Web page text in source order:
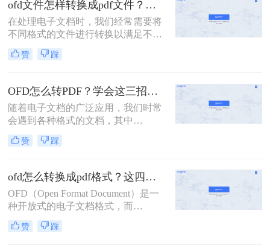
Format）格式的通用性和稳定性，很
多用户需要将OFD文件转换为PDF格
式以便于分享和阅读。那么ofd怎么转
换pdf文件格式呢？本文将介绍几种常
见的OFD转PDF的方法，帮助用户轻
ofd文件怎样转换成pdf文件？这二种方法很方便!！
在处理电子文档时，我们经常需要将
不同格式的文件进行转换以满足不同
需求。OFD（Open Fixed-layout
Document）作为一种特定的文档格
而，为了更广泛地分享和查阅文档，
很多用户需要将OFD文件转换为
PDF（Portable Document Format）格
式。那么ofd文件怎样转换成pdf文件
呢？本文将为您介绍二种将OFD文件
转换为PDF文件的方法，并附上每种
赞 踩
OFD怎么转PDF？学会这三招，一分钟轻松解决！
随着电子文档的广泛应用，我们时常
会遇到各种格式的文档，其中
OFD（Open Fixed-layout Document）
格式是近年来逐渐流行的一种电子文
Document Format）格式的广泛兼容性
和稳定性，很多用户需要将OFD文档
转换为PDF格式。那么OFD怎么转
PDF呢？本文将详细介绍OFD转PDF
的操作方法，并推荐一些实用的转换
工具。
赞 踩
ofd怎么转换成pdf格式？这四个方法你应该知道！
OFD（Open Format Document）是一
种开放式的电子文档格式，而
PDF（Portable Document Format）是
一种便携式文档格式。如果你遇到需
赞 踩